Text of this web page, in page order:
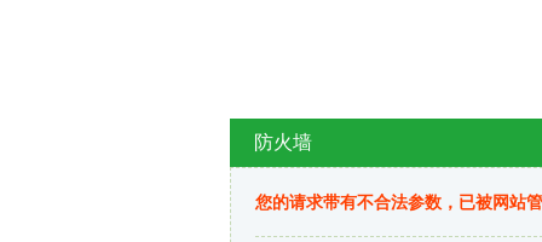
防火墙
您的请求带有不合法参数，已被网站